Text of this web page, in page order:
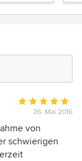
Bewertung:
5
von
5
26. Mai 2016
von
schwierigen